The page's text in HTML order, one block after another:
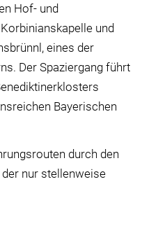
Hof- und
und
eines der
Der Spaziergang führt
Bayerischen
durch den
nur stellenweise